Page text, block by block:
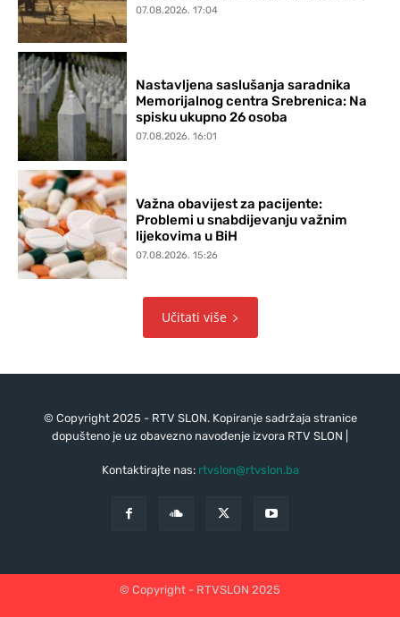
07.08.2026. 17:04
Nastavljena saslušanja saradnika
Memorijalnog centra Srebrenica: Na
spisku ukupno 26 osoba
07.08.2026. 16:01
Važna obavijest za pacijente:
Problemi u snabdijevanju važnim
lijekovima u BiH
07.08.2026. 15:26
Učitati više
© Copyright 2025 - RTV SLON. Kopiranje sadržaja stranice
dopušteno je uz obavezno navođenje izvora RTV SLON |
Kontaktirajte nas: rtvslon@rtvslon.ba
© Copyright - RTVSLON 2025